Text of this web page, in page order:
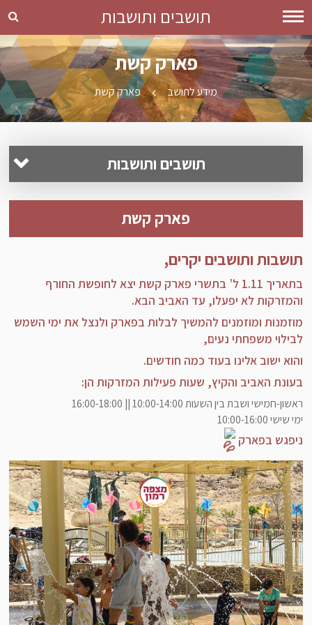
תושבים ותושבות
פארק קשת
מידע לתושב פארק קשת
תושבים ותושבות
שקיפות ושיתוף הציבור
תרבות וקהילה
תכנון ובנייה
פארק קשת
תושבות ותושבים יקרים,
בתאריך 1.11 ל’ בתשרי פארק קשת יצא לחופשת החורף
והמזרקות לא יפעלו, עד האביב הבא.
מוזמנות ומוזמנים להמשיך לבלות בפארק ולנצל את ימי השמש
לבילוי משפחתי נעים,
והוא ישוב אלינו בעוד כמה חודשים.
בעונת האביב והקיץ, שעות פעילות המזרקות הן:
ראשון-חמישי ושבת בין השעות 10:00-14:00 || 16:00-18:00
ימי שישי 10:00-16:00
ניפגש בפארק